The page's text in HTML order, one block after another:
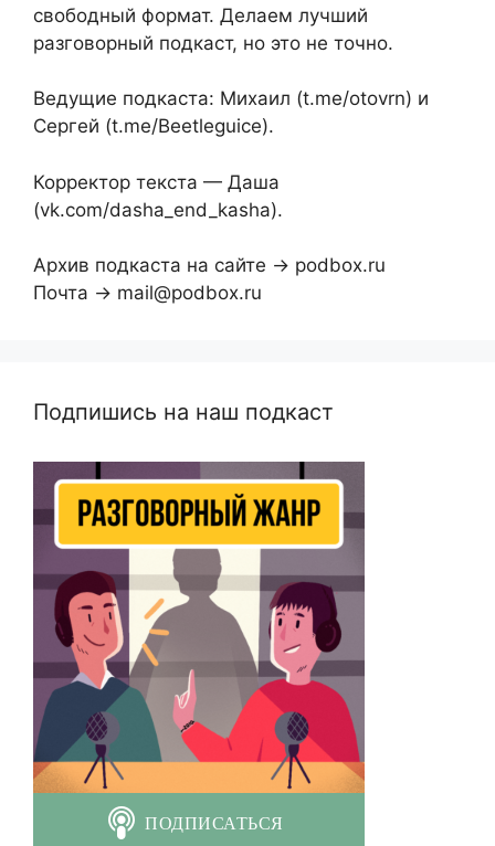
свободный формат. Делаем лучший
разговорный подкаст, но это не точно.
Ведущие подкаста: Михаил (t.me/otovrn) и
Сергей (t.me/Beetleguice).
Корректор текста — Даша
(vk.com/dasha_end_kasha).
Архив подкаста на сайте → podbox.ru
Почта → mail@podbox.ru
Подпишись на наш подкаст